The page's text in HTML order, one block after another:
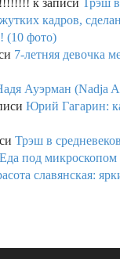
кадров,
(10 фото)
7-летняя девочка
Ауэрман (Nadja
Юрий Гагарин:
Трэш в
Еда под микроскопом
славянская: